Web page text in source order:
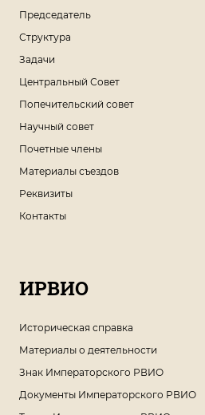
Председатель
Структура
Задачи
Центральный Совет
Попечительский совет
Научный совет
Почетные члены
Материалы съездов
Реквизиты
Контакты
ИРВИО
Историческая справка
Материалы о деятельности
Знак Императорского РВИО
Документы Императорского РВИО